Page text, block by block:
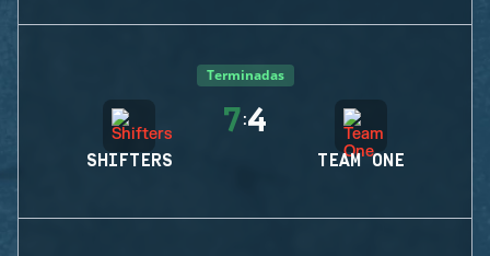
Terminadas
SHIFTERS
7:4
TEAM ONE